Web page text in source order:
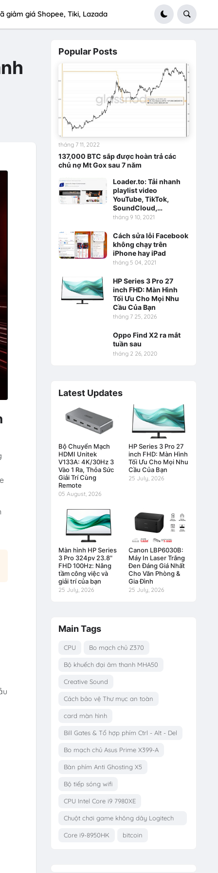
giảm giá Shopee, Tiki, Lazada
Popular Posts
137,000 BTC sắp được hoàn trả các
chủ nợ Mt Gox sau 7 năm
tháng 7 11, 2022
Loader.to: Tải nhanh
playlist video
YouTube, TikTok,
SoundCloud,…
tháng 9 10, 2021
Cách sửa lỗi Facebook
không chạy trên
iPhone hay iPad
tháng 5 04, 2021
HP Series 3 Pro 27
inch FHD: Màn Hình
Tối Ưu Cho Mọi Nhu
Cầu Của Bạn
tháng 7 25, 2026
Oppo Find X2 ra mắt
tuần sau
tháng 2 26, 2020
Latest Updates
Bộ Chuyển Mạch
HDMI Unitek
V133A: 4K/30Hz 3
Vào 1 Ra, Thỏa Sức
Giải Trí Cùng
Remote
05 August, 2026
HP Series 3 Pro 27
inch FHD: Màn Hình
Tối Ưu Cho Mọi Nhu
Cầu Của Bạn
25 July, 2026
Màn hình HP Series
3 Pro 324pv 23.8"
FHD 100Hz: Nâng
tầm công việc và
giải trí của bạn
25 July, 2026
Canon LBP6030B:
Máy In Laser Trắng
Đen Đáng Giá Nhất
Cho Văn Phòng &
Gia Đình
25 July, 2026
Main Tags
CPU Bo mạch chủ Z370
Bộ khuếch đại âm thanh MHA50
Creative Sound
Cách bảo vệ Thư mục an toàn
card màn hình
Bill Gates & Tổ hợp phím Ctrl - Alt - Del
Bo mạch chủ Asus Prime X399-A
Bàn phím Anti Ghosting X5
Bộ tiếp sóng wifi
CPU Intel Core i9 7980XE
Chuột chơi game không dây Logitech
G703
Core i9-8950HK bitcoin